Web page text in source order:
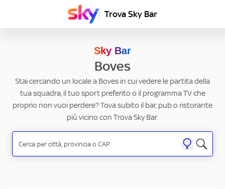
Trova Sky Bar
Sky Bar
Boves
Stai cercando un locale a Boves in cui vedere le partita della
tua squadra, il tuo sport preferito o il programma TV che
proprio non vuoi perdere? Tova subito il bar, pub o ristorante
più vicino con Trova Sky Bar.